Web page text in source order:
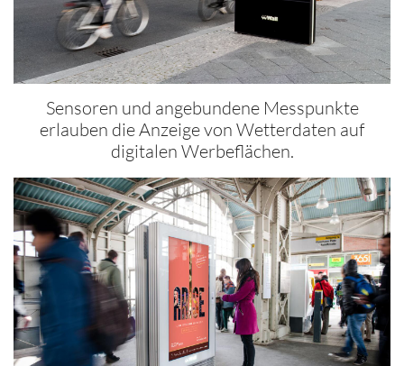
Sensoren und angebundene Messpunkte
erlauben die Anzeige von Wetterdaten auf
digitalen Werbeflächen.